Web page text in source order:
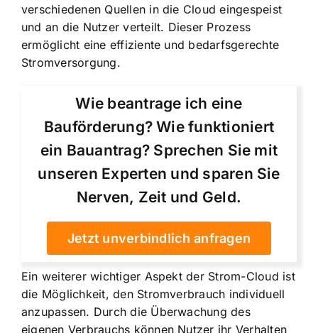
verschiedenen Quellen in die Cloud eingespeist
und an die Nutzer verteilt. Dieser Prozess
ermöglicht eine effiziente und bedarfsgerechte
Stromversorgung.
Wie beantrage ich eine
Bauförderung? Wie funktioniert
ein Bauantrag? Sprechen Sie mit
unseren Experten und sparen Sie
Nerven, Zeit und Geld.
Jetzt unverbindlich anfragen
Ein weiterer wichtiger Aspekt der Strom-Cloud ist
die Möglichkeit, den Stromverbrauch individuell
anzupassen. Durch die Überwachung des
eigenen Verbrauchs können Nutzer ihr Verhalten